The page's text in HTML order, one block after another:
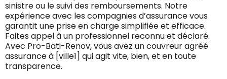
sinistre ou le suivi des remboursements. Notre
expérience avec les compagnies d’assurance vous
garantit une prise en charge simplifiée et efficace.
Faites appel à un professionnel reconnu et déclaré.
Avec Pro-Bati-Renov, vous avez un couvreur agréé
assurance à [ville1] qui agit vite, bien, et en toute
transparence.